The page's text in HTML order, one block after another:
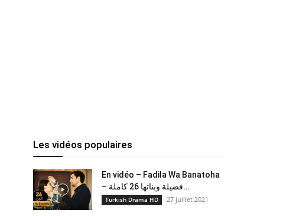
Les vidéos populaires
En vidéo – Fadila Wa Banatoha
– فضيلة وبناتها 26 كاملة...
Turkish Drama HD 27 juillet 2021